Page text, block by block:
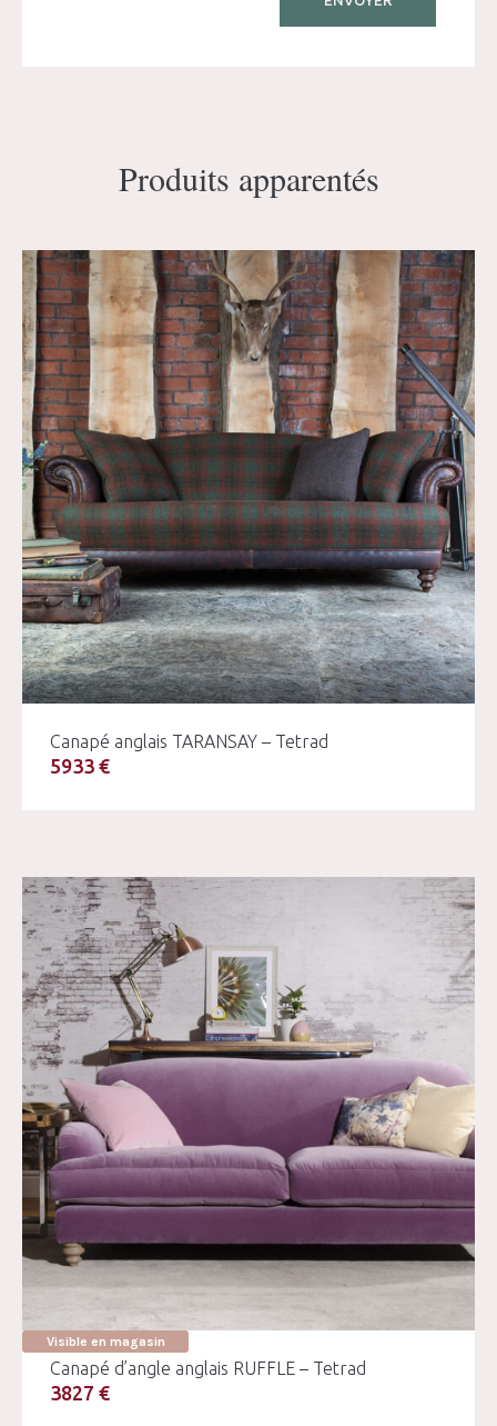
Produits apparentés
Canapé anglais TARANSAY – Tetrad
5933 €
Visible en magasin
Canapé d’angle anglais RUFFLE – Tetrad
3827 €